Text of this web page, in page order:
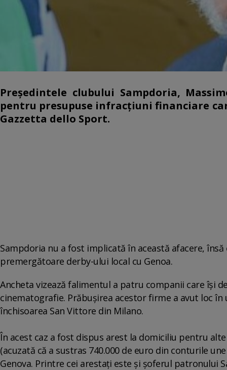
Preşedintele clubului Sampdoria,
pentru presupuse infracţiuni financiare
Gazzetta dello Sport.
Sampdoria nu a fost implicată în această afacere,
premergătoare derby-ului local cu Genoa.
Ancheta vizează falimentul a patru companii care îşi
cinematografie. Prăbuşirea acestor firme a avut loc
închisoarea San Vittore din Milano.
În acest caz a fost dispus arest la domiciliu pentru
(acuzată că a sustras 740.000 de euro din conturile
Genova. Printre cei arestaţi este şi şoferul patronului